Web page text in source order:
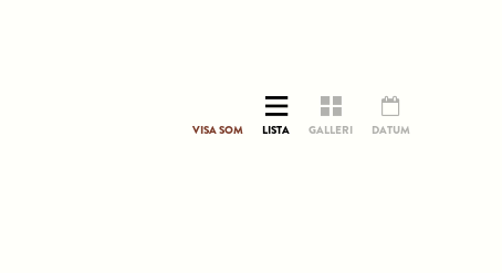
VISA SOM LISTA GALLERI DATUM